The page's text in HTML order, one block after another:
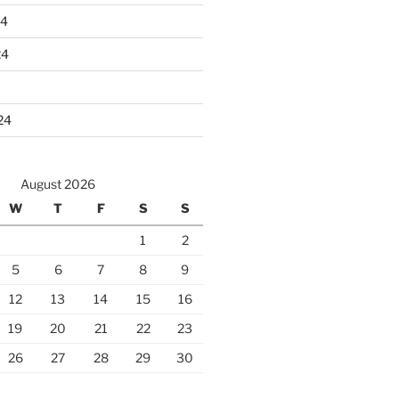
August 2026
W
T F S S
1
2
5
6 7 8
9
12
13 14 15
16
19
20 21 22
23
26
27 28 29 30